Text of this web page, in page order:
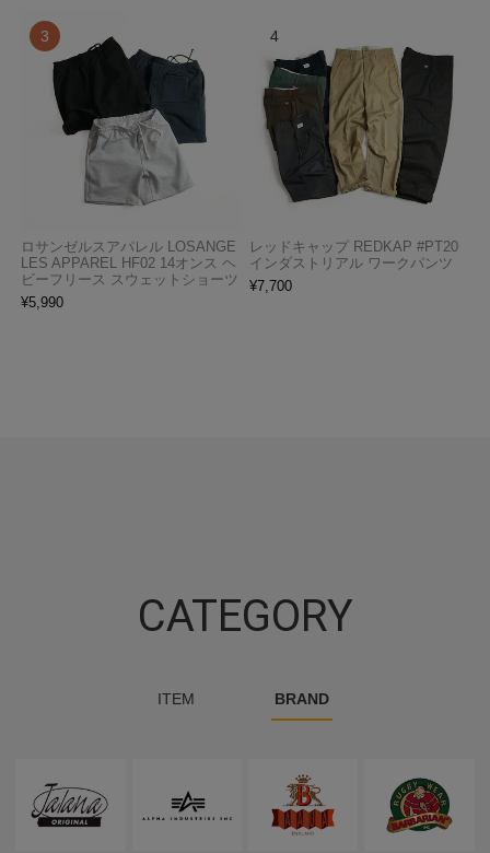
ロサンゼルスアパレル LOSANGE
LES APPAREL HF02 14オンス ヘ
ビーフリース スウェットショーツ
¥5,990
レッドキャップ REDKAP #PT20
インダストリアル ワークパンツ
¥7,700
CATEGORY
ITEM BRAND